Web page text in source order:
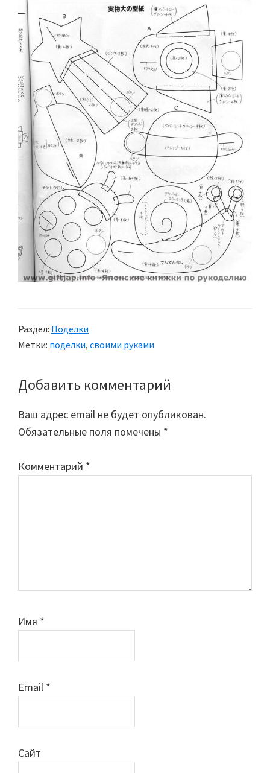
Раздел: Поделки
Метки: поделки, своими руками
Reader
Interactions
Добавить комментарий
Ваш адрес email не будет опубликован.
Обязательные поля помечены *
Комментарий *
Имя *
Email *
Сайт